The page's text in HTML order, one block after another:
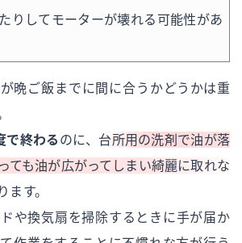
りしてモーターが壊れる可能性があ
晩ご飯までに間に合うかどうかは重
で終わる のに、 台所用の洗剤で油が落
ても油が広がってしまい綺麗に取れな
す。
や換気扇を掃除するときに手が届か